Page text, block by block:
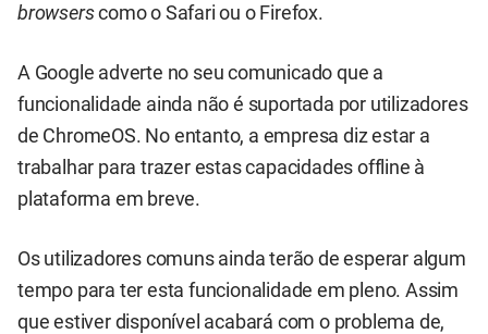
browserscomo o Safari ou o Firefox.
A Google adverte no seu comunicado que a
funcionalidade ainda não é suportada por utilizadores
de ChromeOS. No entanto, a empresa diz estar a
trabalhar para trazer estas capacidades offline à
plataforma em breve.
Os utilizadores comuns ainda terão de esperar algum
tempo para ter esta funcionalidade em pleno. Assim
que estiver disponível acabará com o problema de,